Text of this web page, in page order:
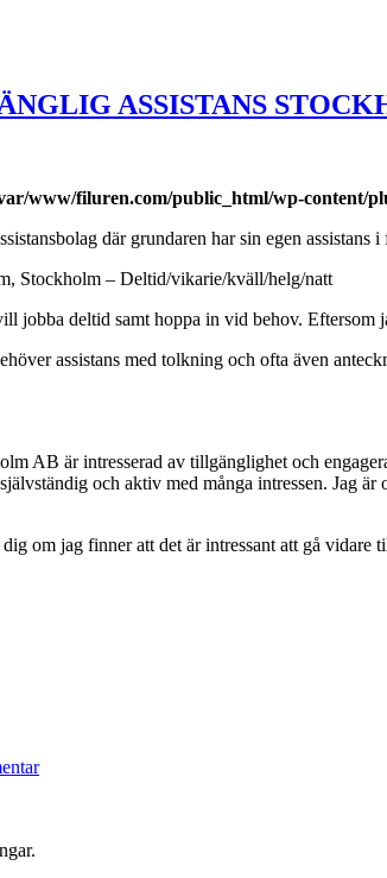
ASSISTANS
www/filuren.com/public_html/wp-content/
där grundaren har sin egen assistans i
Stockholm – Deltid/vikarie/kväll/helg/natt
jobba deltid samt hoppa in vid behov.
assistans med tolkning och ofta även
AB är intresserad av tillgänglighet och
och aktiv med många intressen. Jag
om jag finner att det är intressant att gå vidare